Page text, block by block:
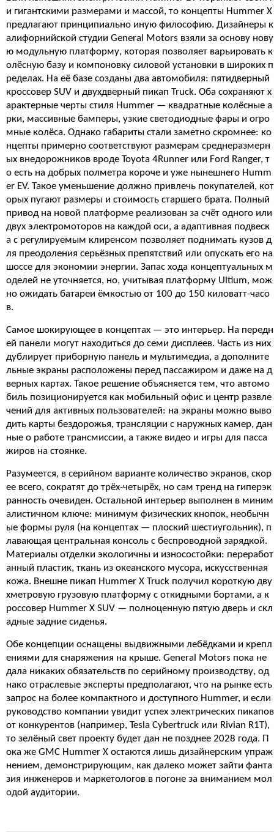
и гигантскими размерами и массой, то концепты Hummer X
предлагают принципиально иную философию. Дизайнеры к
алифорнийской студии General Motors взяли за основу нову
ю модульную платформу, которая позволяет варьировать к
олёсную базу и компоновку силовой установки в широких п
ределах. На её базе созданы два автомобиля: пятидверный
кроссовер SUV и двухдверный пикап Truck. Оба сохраняют х
арактерные черты стиля Hummer — квадратные колёсные а
рки, массивные бамперы, узкие светодиодные фары и огро
мные колёса. Однако габариты стали заметно скромнее: ко
нцепты примерно соответствуют размерам среднеразмерн
ых внедорожников вроде Toyota 4Runner или Ford Ranger, т
о есть на добрых полметра короче и уже нынешнего Humm
er EV. Такое уменьшение должно привлечь покупателей, кот
орых пугают размеры и стоимость старшего брата. Полный
привод на новой платформе реализован за счёт одного или
двух электромоторов на каждой оси, а адаптивная подвеск
а с регулируемым клиренсом позволяет поднимать кузов д
ля преодоления серьёзных препятствий или опускать его на
шоссе для экономии энергии. Запас хода концептуальных м
оделей не уточняется, но, учитывая платформу Ultium, мож
но ожидать батареи ёмкостью от 100 до 150 киловатт-часо
в.
Самое шокирующее в концептах — это интерьер. На передн
ей панели могут находиться до семи дисплеев. Часть из них
дублирует приборную панель и мультимедиа, а дополните
льные экраны расположены перед пассажиром и даже на д
верных картах. Такое решение объясняется тем, что автомо
биль позиционируется как мобильный офис и центр развле
чений для активных пользователей: на экраны можно выво
дить карты бездорожья, трансляции с наружных камер, дан
ные о работе трансмиссии, а также видео и игры для пасса
жиров на стоянке.
Разумеется, в серийном варианте количество экранов, скор
ее всего, сократят до трёх-четырёх, но сам тренд на гиперэк
ранность очевиден. Остальной интерьер выполнен в миним
алистичном ключе: минимум физических кнопок, необычн
ые формы руля (на концептах — плоский шестиугольник), п
лавающая центральная консоль с беспроводной зарядкой.
Материалы отделки экологичны и износостойки: переработ
анный пластик, ткань из океанского мусора, искусственная
кожа. Внешне пикап Hummer X Truck получил короткую дву
хметровую грузовую платформу с откидными бортами, а к
россовер Hummer X SUV — полноценную пятую дверь и скл
адные задние сиденья.
Обе концепции оснащены выдвижными лебёдками и крепл
ениями для снаряжения на крыше. General Motors пока не
дала никаких обязательств по серийному производству, од
нако отраслевые эксперты предполагают, что на рынке есть
запрос на более компактного и доступного Hummer, и если
руководство компании увидит успех электрических пикапов
от конкурентов (например, Tesla Cybertruck или Rivian R1T),
то зелёный свет проекту будет дан не позднее 2028 года. П
ока же GMC Hummer X остаются лишь дизайнерским упраж
нением, демонстрирующим, как далеко может зайти фанта
зия инженеров и маркетологов в погоне за вниманием мол
одой аудитории.